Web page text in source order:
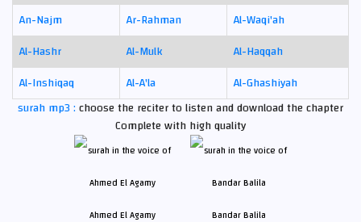
An-Najm
Ar-Rahman
Al-Waqi'ah
Al-Hashr
Al-Mulk
Al-Haqqah
Al-Inshiqaq
Al-A'la
Al-Ghashiyah
surah mp3 :choose the reciter to listen and download the chapter
Complete with high quality
Ahmed El Agamy Bandar Balila